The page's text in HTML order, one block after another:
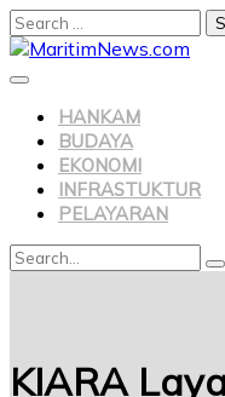
Search
for:
Skip
to
HANKAM
BUDAYA
EKONOMI
INFRASTUKTUR
PELAYARAN
Search
KIARA